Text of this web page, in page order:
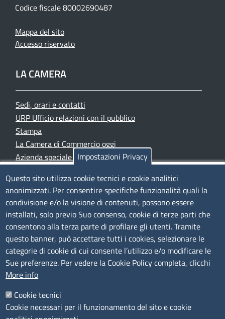
Codice fiscale 80002690487
Mappa del sito
Accesso riservato
LA CAMERA
Sedi, orari e contatti
URP Ufficio relazioni con il pubblico
Stampa
La Camera di Commercio oggi
Azienda speciale PromoFirenze
TRASPARENZA
Albo Online
Amministrazione trasparente
Bandi e concorsi
Segnalazioni Whistleblowing
Accessibilità
IBAN e pagamenti informatici
Informative privacy e cookie
Verifiche PA
Impostazioni Privacy
Questo sito utilizza cookie tecnici e cookie analitici
anonimizzati. Per consentire specifiche funzionalità quali la
condivisione e/o la visione di contenuti, possono essere
installati, solo previo Suo consenso, cookie di terze parti che
consentono alla terza parte di profilare gli utenti. Tramite
questo banner, può accettare tutti i cookies, selezionare le
categorie di cookie di cui consente l’utilizzo e/o modificare le
Sue preferenze. Per vedere la Cookie Policy completa, clicchi
More info
Cookie tecnici
Cookie necessari per il funzionamento del sito e cookie